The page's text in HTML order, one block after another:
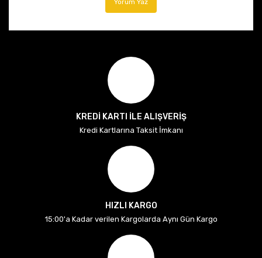
Yorum Yaz
KREDİ KARTI İLE ALIŞVERİŞ
Kredi Kartlarına Taksit İmkanı
HIZLI KARGO
15:00'a Kadar verilen Kargolarda Aynı Gün Kargo